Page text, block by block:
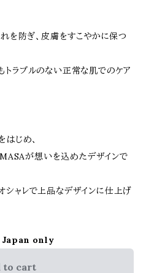
を防ぎ、皮膚をすこやかに保つ
ラブルのない正常な肌でのケア
はじめ、
が想いを込めたデザインで
ャレで上品なデザインに仕上げ
only
to cart